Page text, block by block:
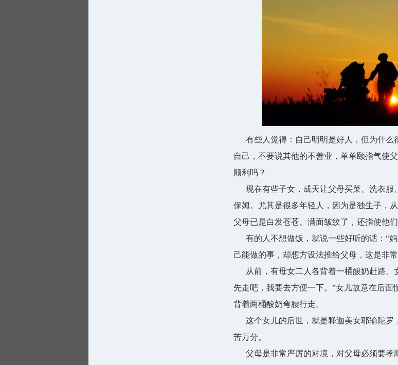
有些人觉得：自己明明是好人，但为什么
自己，不要说其他的不善业，单单颐指气使
顺利吗？
现在有些子女，成天让父母买菜、洗衣服
保姆。尤其是很多年轻人，因为是独生子，
父母已是白发苍苍、满面皱纹了，还指使他们
有的人不想做饭，就说一些好听的话：“妈
己能做的事，却想方设法推给父母，这是非常
从前，有母女二人各背着一桶酸奶赶路。
先走吧，我要去方便一下。”女儿故意在后
背着两桶酸奶弯腰行走。
这个女儿的后世，就是释迦美女耶输陀罗
苦万分。
父母是非常严厉的对境，对父母必须要孝